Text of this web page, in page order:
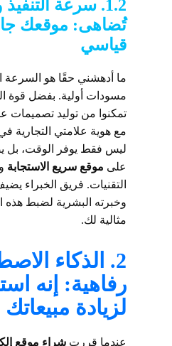
1.2. سرعة
تُضاهى: موقعك
قياسي
ما أدهشني حقًا هو السرعة
مسودات أولية. بفضل قوة
تمكنوا من توليد تصميمات
مع هوية علامتي التجارية
ليس فقط يوفر الوقت،
على موقع سريع الاستجابة
التقنيات. فريق الخبراء
وخبرته البشرية لضبط هذه
مثالية لك.
2. الذكاء
رفاهية: إنه
لزيادة
عندما قررت شراء موقع